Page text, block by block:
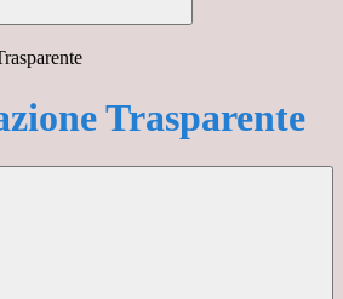
Trasparente